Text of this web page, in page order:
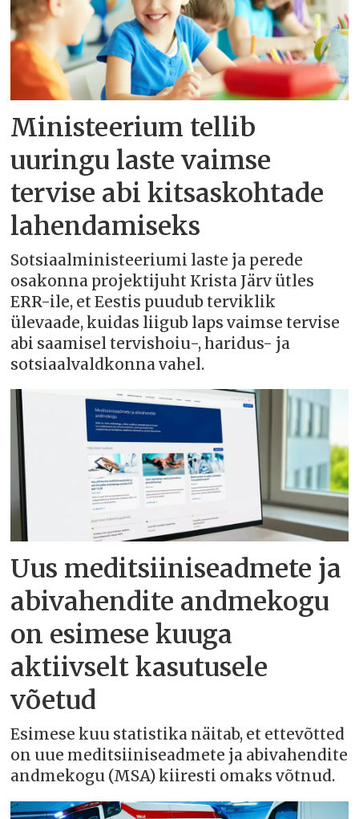
Ministeerium tellib
uuringu laste vaimse
tervise abi kitsaskohtade
lahendamiseks
Sotsiaalministeeriumi laste ja perede
osakonna projektijuht Krista Järv ütles
ERR-ile, et Eestis puudub terviklik
ülevaade, kuidas liigub laps vaimse tervise
abi saamisel tervishoiu-, haridus- ja
sotsiaalvaldkonna vahel.
Uus meditsiiniseadmete ja
abivahendite andmekogu
on esimese kuuga
aktiivselt kasutusele
võetud
Esimese kuu statistika näitab, et ettevõtted
on uue meditsiiniseadmete ja abivahendite
andmekogu (MSA) kiiresti omaks võtnud.